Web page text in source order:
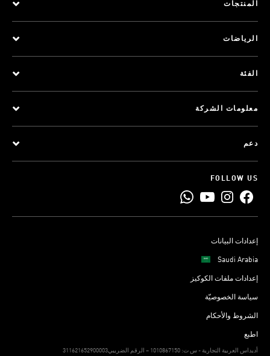
المنتجات
الرياضات
الفئة
معلومات الشركة
دعم
FOLLOW US
إعدادات البيانات
Saudi Arabia
إعدادات ملفات الكوكيز
سياسة الخصوصيّة
الشروط والأحكام
اطبع
311621652900003أديداس العربية التجارية - س ت: 1010867150 – الرقم الضريبي